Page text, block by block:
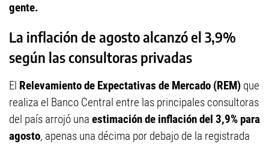
gente.
La inflación de agosto alcanzó el 3,9%
según las consultoras privadas
El Relevamiento de Expectativas de Mercado (REM) que
realiza el Banco Central entre las principales consultoras
del país arrojó una estimación de inflación del 3,9% para
agosto, apenas una décima por debajo de la registrada